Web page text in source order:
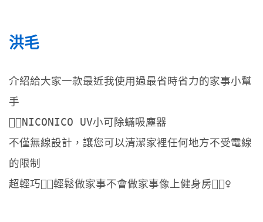
洪毛
介紹給大家一款最近我使用過最省時省力的家事小幫
手
👍🏻NICONICO UV小可除蟎吸塵器
不僅無線設計，讓您可以清潔家裡任何地方不受電線
的限制
超輕巧👌🏼輕鬆做家事不會做家事像上健身房🏋🏻‍♀️